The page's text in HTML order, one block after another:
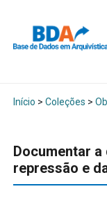
Início > Coleções >
Documentar
repressão e